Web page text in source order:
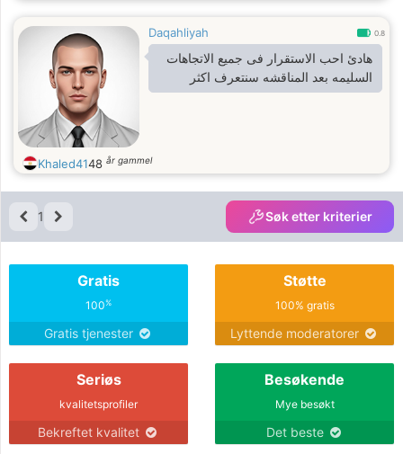
Daqahliyah 0.8
هادئ احب الاستقرار فى جميع الاتجاهات
السليمه بعد المناقشه سنتعرف اكثر
Khaled4148 år gammel
1 Søk etter kriterier
Gratis
100%
Gratis tjenester
Støtte
100% gratis
Lyttende moderatorer
Seriøs
kvalitetsprofiler
Bekreftet kvalitet
Besøkende
Mye besøkt
Det beste